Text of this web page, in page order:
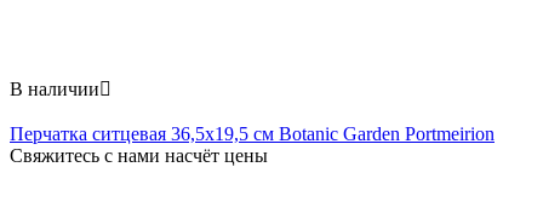
В наличии
Перчатка ситцевая 36,5х19,5 см Botanic Garden Portmeirion
Свяжитесь с нами насчёт цены